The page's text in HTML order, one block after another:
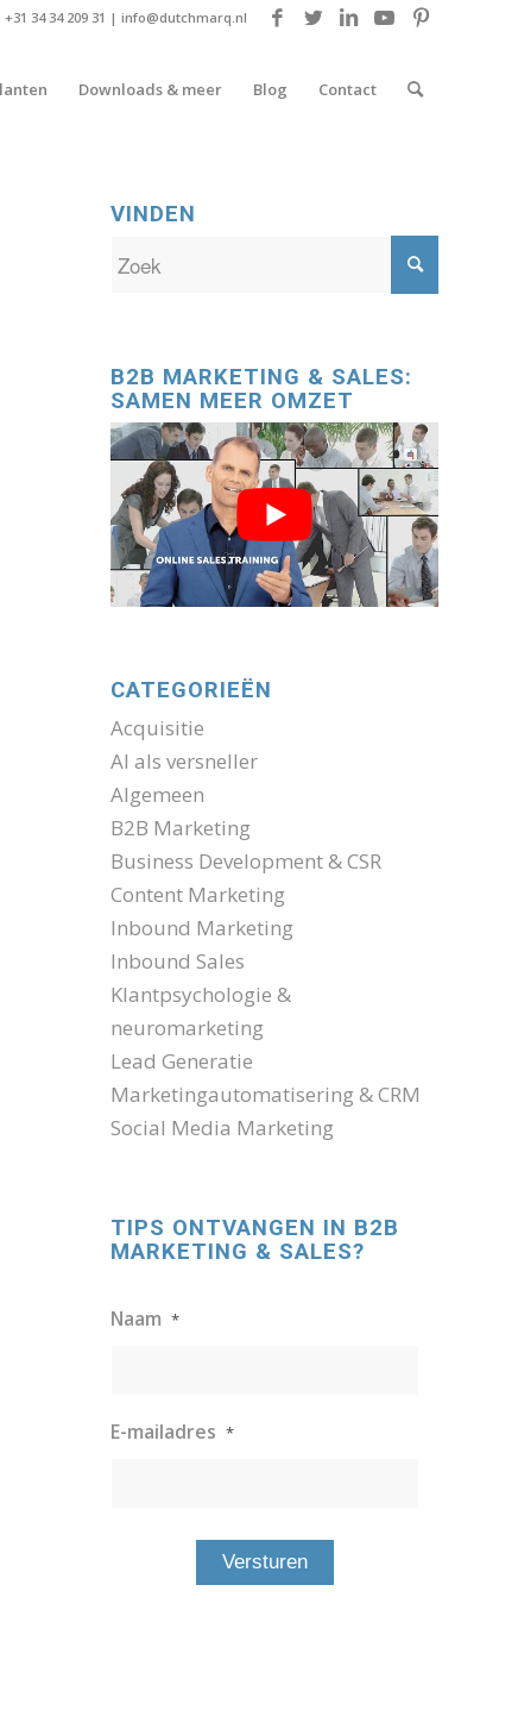
+31 34 34 209 31 | info@dutchmarq.nl
Downloads & meer Blog Contact
VINDEN
B2B MARKETING & SALES:
SAMEN MEER OMZET
CATEGORIEËN
Acquisitie
AI als versneller
Algemeen
B2B Marketing
Business Development & CSR
Content Marketing
Inbound Marketing
Inbound Sales
Klantpsychologie &
neuromarketing
Lead Generatie
Marketingautomatisering & CRM
Social Media Marketing
TIPS ONTVANGEN IN B2B
MARKETING & SALES?
Naam *
E-mailadres *